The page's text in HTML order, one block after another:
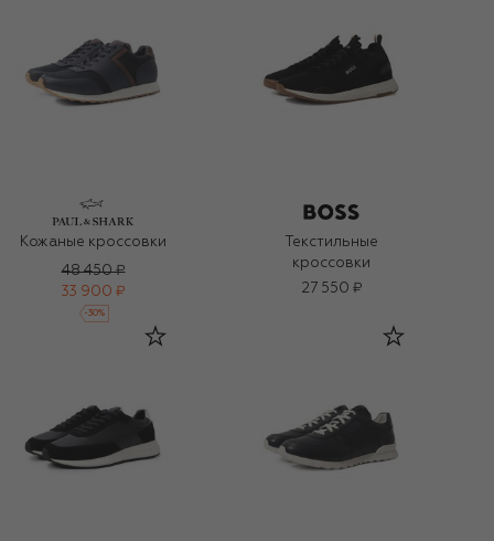
Кожаные кроссовки
48 450 ₽
33 900 ₽
-30%
Текстильные
кроссовки
27 550 ₽